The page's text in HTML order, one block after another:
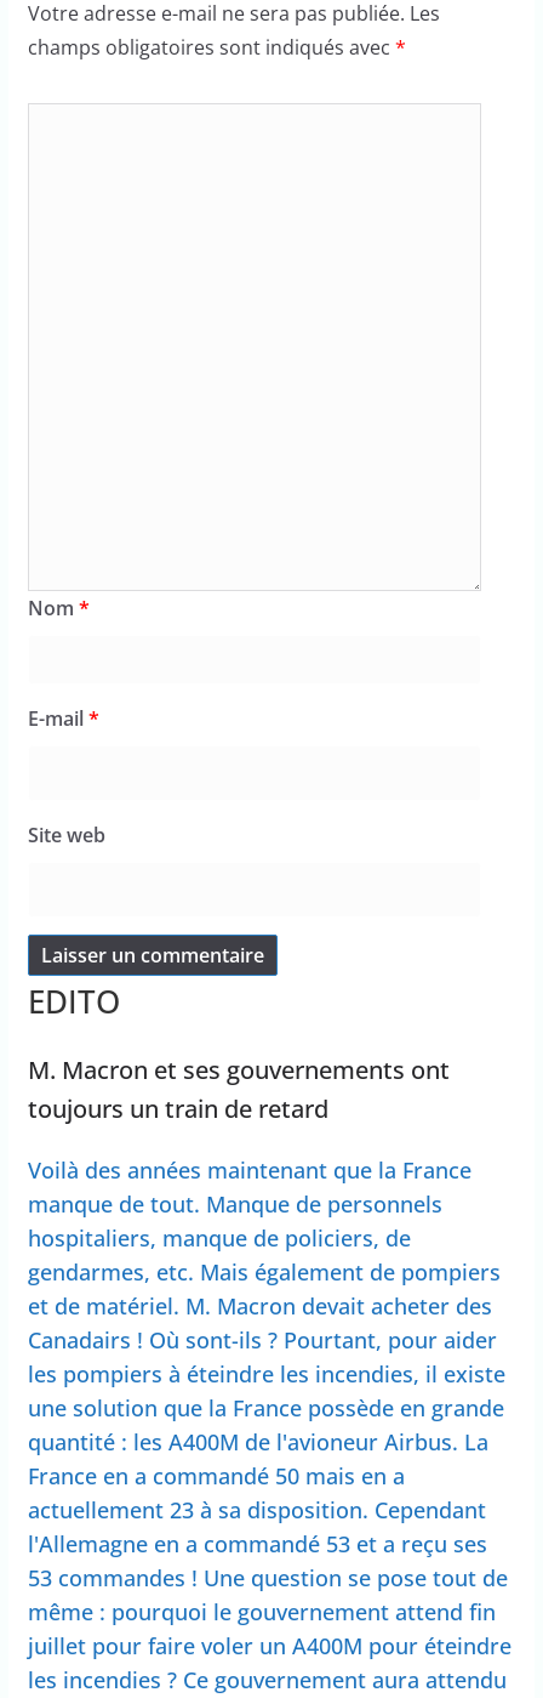
Votre adresse e-mail ne sera pas publiée. Les
champs obligatoires sont indiqués avec *
Nom *
E-mail*
Site web
EDITO
M. Macron et ses gouvernements ont
toujours un train de retard
Voilà des années maintenant que la France
manque de tout. Manque de personnels
hospitaliers, manque de policiers, de
gendarmes, etc. Mais également de pompiers
et de matériel. M. Macron devait acheter des
Canadairs ! Où sont-ils ? Pourtant, pour aider
les pompiers à éteindre les incendies, il existe
une solution que la France possède en grande
quantité : les A400M de l'avioneur Airbus. La
France en a commandé 50 mais en a
actuellement 23 à sa disposition. Cependant
l'Allemagne en a commandé 53 et a reçu ses
53 commandes ! Une question se pose tout de
même : pourquoi le gouvernement attend fin
juillet pour faire voler un A400M pour éteindre
les incendies ? Ce gouvernement aura attendu